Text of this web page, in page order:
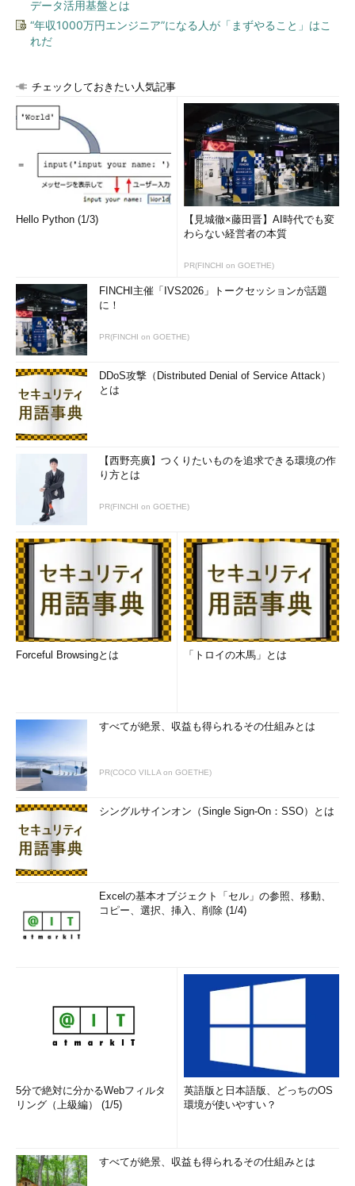
データ活用基盤とは
“年収1000万円エンジニア”になる人が「まずやること」はこ
れだ
チェックしておきたい人気記事
Hello Python (1/3)
【見城徹×藤田晋】AI時代でも変
わらない経営者の本質
PR(FINCHI on GOETHE)
FINCHI主催「IVS2026」トークセッションが話題
に！
PR(FINCHI on GOETHE)
DDoS攻撃（Distributed Denial of Service Attack）
とは
【西野亮廣】つくりたいものを追求できる環境の作
り方とは
PR(FINCHI on GOETHE)
Forceful Browsingとは 「トロイの木馬」とは
すべてが絶景、収益も得られるその仕組みとは
PR(COCO VILLA on GOETHE)
シングルサインオン（Single Sign-On：SSO）とは
Excelの基本オブジェクト「セル」の参照、移動、
コピー、選択、挿入、削除 (1/4)
5分で絶対に分かるWebフィルタ
リング（上級編） (1/5)
英語版と日本語版、どっちのOS
環境が使いやすい？
すべてが絶景、収益も得られるその仕組みとは